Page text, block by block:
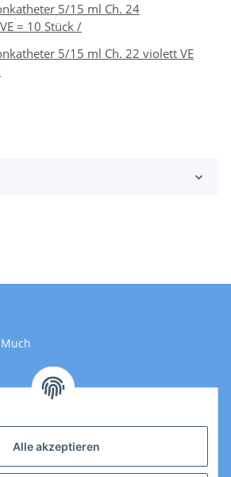
Alle akzeptieren
5/15 ml Ch. 24
= 10 Stück /
5/15 ml Ch. 22 violett VE
8:00 - 17:00